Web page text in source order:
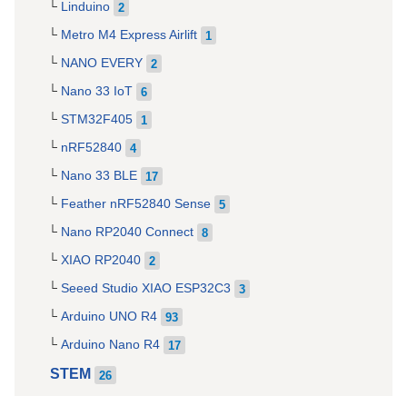
Linduino 2
Metro M4 Express Airlift 1
NANO EVERY 2
Nano 33 IoT 6
STM32F405 1
nRF52840 4
Nano 33 BLE 17
Feather nRF52840 Sense 5
Nano RP2040 Connect 8
XIAO RP2040 2
Seeed Studio XIAO ESP32C3 3
Arduino UNO R4 93
Arduino Nano R4 17
STEM 26